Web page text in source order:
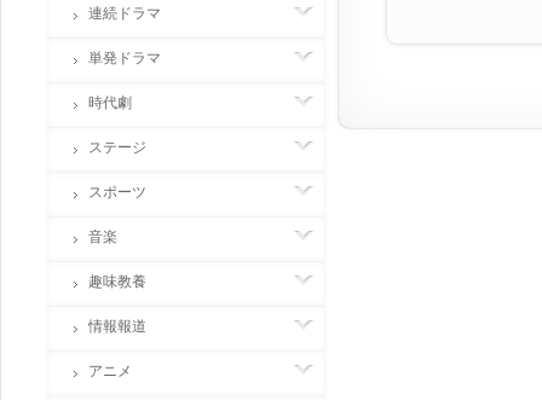
連続ドラマ
単発ドラマ
時代劇
ステージ
スポーツ
音楽
趣味教養
情報報道
アニメ